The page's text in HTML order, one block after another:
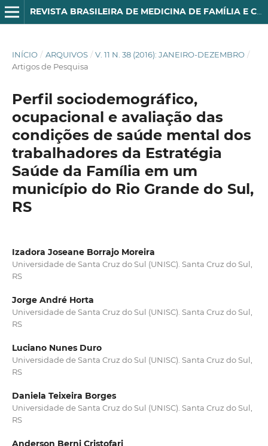
REVISTA BRASILEIRA DE MEDICINA DE FAMÍLIA E COMUNIDADE
INÍCIO / ARQUIVOS / V. 11 N. 38 (2016): JANEIRO-DEZEMBRO /
Artigos de Pesquisa
Perfil sociodemográfico,
ocupacional e avaliação das
condições de saúde mental dos
trabalhadores da Estratégia
Saúde da Família em um
município do Rio Grande do Sul,
RS
Izadora Joseane Borrajo Moreira
Universidade de Santa Cruz do Sul (UNISC). Santa Cruz do Sul,
RS
Jorge André Horta
Universidade de Santa Cruz do Sul (UNISC). Santa Cruz do Sul,
RS
Luciano Nunes Duro
Universidade de Santa Cruz do Sul (UNISC). Santa Cruz do Sul,
RS
Daniela Teixeira Borges
Universidade de Santa Cruz do Sul (UNISC). Santa Cruz do Sul,
RS
Anderson Berni Cristofari